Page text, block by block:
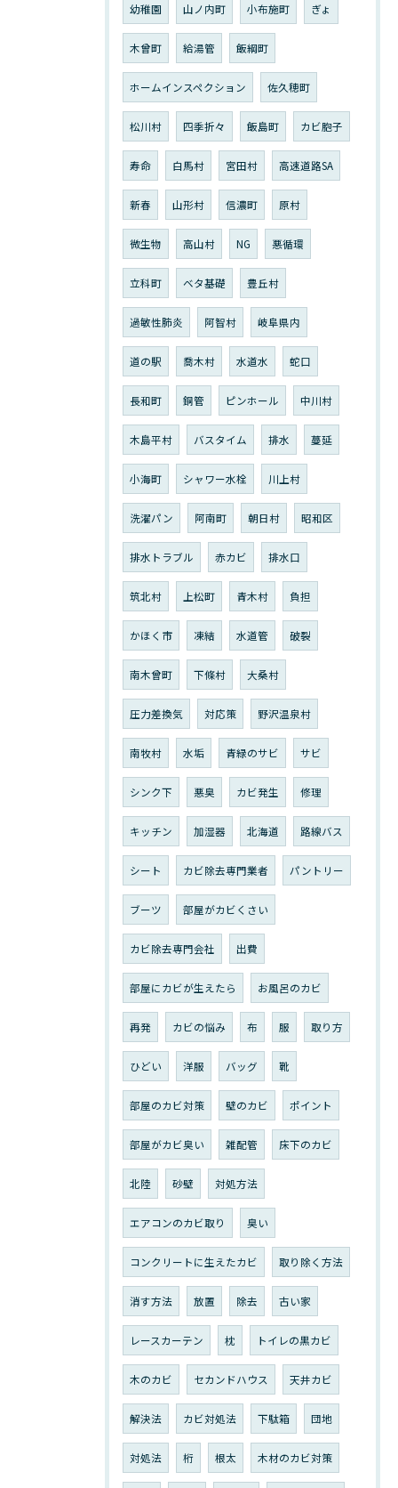
幼稚園 山ノ内町 小布施町 ぎょ
木曾町 給湯管 飯綱町
ホームインスペクション 佐久穂町
松川村 四季折々 飯島町 カビ胞子
寿命 白馬村 宮田村 高速道路SA
新春 山形村 信濃町 原村
微生物 高山村 NG 悪循環
立科町 ベタ基礎 豊丘村
過敏性肺炎 阿智村 岐阜県内
道の駅 喬木村 水道水 蛇口
長和町 銅管 ピンホール 中川村
木島平村 バスタイム 排水 蔓延
小海町 シャワー水栓 川上村
洗濯パン 阿南町 朝日村 昭和区
排水トラブル 赤カビ 排水口
筑北村 上松町 青木村 負担
かほく市 凍結 水道管 破裂
南木曾町 下條村 大桑村
圧力差換気 対応策 野沢温泉村
南牧村 水垢 青緑のサビ サビ
シンク下 悪臭 カビ発生 修理
キッチン 加湿器 北海道 路線バス
シート カビ除去専門業者 パントリー
ブーツ 部屋がカビくさい
カビ除去専門会社 出費
部屋にカビが生えたら お風呂のカビ
再発 カビの悩み 布 服 取り方
ひどい 洋服 バッグ 靴
部屋のカビ対策 壁のカビ ポイント
部屋がカビ臭い 雑配管 床下のカビ
北陸 砂壁 対処方法
エアコンのカビ取り 臭い
コンクリートに生えたカビ 取り除く方法
消す方法 放置 除去 古い家
レースカーテン 枕 トイレの黒カビ
木のカビ セカンドハウス 天井カビ
解決法 カビ対処法 下駄箱 団地
対処法 桁 根太 木材のカビ対策